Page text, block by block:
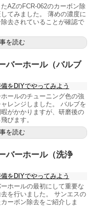
AZのFCR-062のカーボン除
てみました。 薄めの濃度に
去されていることが確認で
を読む
バーホール（バルブ
をDIYでやってみよう
ールのチューニング色の強
レンジしました。 バルブを
がかかりますが、研磨後の
びます。
を読む
バーホール（洗浄
をDIYでやってみよう
ホールの最初にして重要な
を行いました。 サンエスの
ーボン除去をご紹介しま